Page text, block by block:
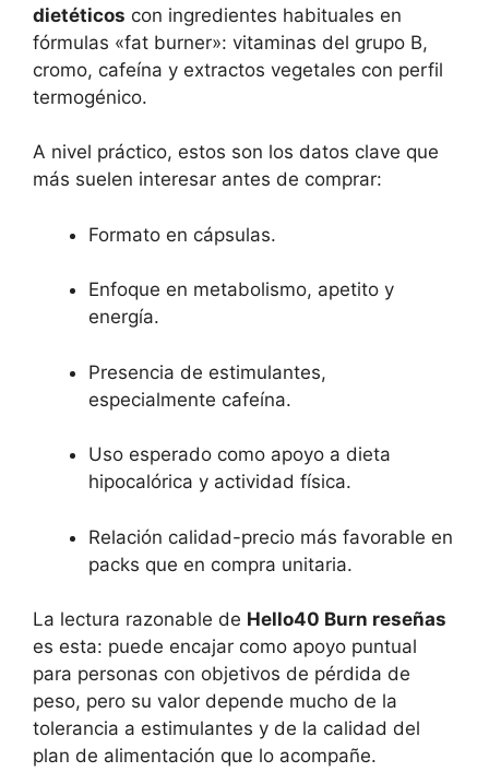
dietéticos con ingredientes habituales en
fórmulas «fat burner»: vitaminas del grupo B,
cromo, cafeína y extractos vegetales con perfil
termogénico.
A nivel práctico, estos son los datos clave que
más suelen interesar antes de comprar:
Formato en cápsulas.
Enfoque en metabolismo, apetito y
energía.
Presencia de estimulantes,
especialmente cafeína.
Uso esperado como apoyo a dieta
hipocalórica y actividad física.
Relación calidad-precio más favorable en
packs que en compra unitaria.
La lectura razonable de Hello40 Burn reseñas
es esta: puede encajar como apoyo puntual
para personas con objetivos de pérdida de
peso, pero su valor depende mucho de la
tolerancia a estimulantes y de la calidad del
plan de alimentación que lo acompañe.